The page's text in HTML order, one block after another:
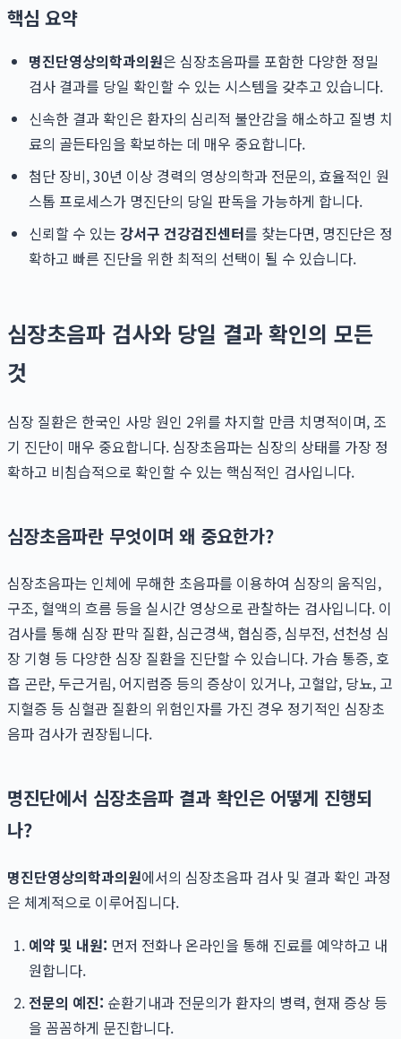
핵심 요약
명진단영상의학과의원은 심장초음파를 포함한 다양한 정밀
검사 결과를 당일 확인할 수 있는 시스템을 갖추고 있습니다.
신속한 결과 확인은 환자의 심리적 불안감을 해소하고 질병 치
료의 골든타임을 확보하는 데 매우 중요합니다.
첨단 장비, 30년 이상 경력의 영상의학과 전문의, 효율적인 원
스톱 프로세스가 명진단의 당일 판독을 가능하게 합니다.
신뢰할 수 있는 강서구 건강검진센터를 찾는다면, 명진단은 정
확하고 빠른 진단을 위한 최적의 선택이 될 수 있습니다.
심장초음파 검사와 당일 결과 확인의 모든
것
심장 질환은 한국인 사망 원인 2위를 차지할 만큼 치명적이며, 조
기 진단이 매우 중요합니다. 심장초음파는 심장의 상태를 가장 정
확하고 비침습적으로 확인할 수 있는 핵심적인 검사입니다.
심장초음파란 무엇이며 왜 중요한가?
심장초음파는 인체에 무해한 초음파를 이용하여 심장의 움직임,
구조, 혈액의 흐름 등을 실시간 영상으로 관찰하는 검사입니다. 이
검사를 통해 심장 판막 질환, 심근경색, 협심증, 심부전, 선천성 심
장 기형 등 다양한 심장 질환을 진단할 수 있습니다. 가슴 통증, 호
흡 곤란, 두근거림, 어지럼증 등의 증상이 있거나, 고혈압, 당뇨, 고
지혈증 등 심혈관 질환의 위험인자를 가진 경우 정기적인 심장초
음파 검사가 권장됩니다.
명진단에서 심장초음파 결과 확인은 어떻게 진행되
나?
명진단영상의학과의원에서의 심장초음파 검사 및 결과 확인 과정
은 체계적으로 이루어집니다.
예약 및 내원: 먼저 전화나 온라인을 통해 진료를 예약하고 내
원합니다.
전문의 예진: 순환기내과 전문의가 환자의 병력, 현재 증상 등
을 꼼꼼하게 문진합니다.